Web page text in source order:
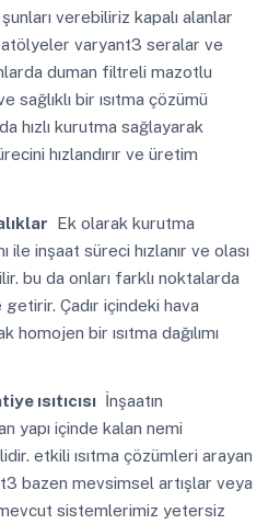
verebiliriz kapalı alanlar
varyant3 seralar ve
duman filtreli mazotlu
sağlıklı bir ısıtma çözümü
hızlı kurutma sağlayarak
hızlandırır ve üretim
Ek olarak kurutma
ile inşaat süreci hızlanır ve olası
bu da onları farklı noktalarda
Çadır içindeki hava
bir ısıtma dağılımı
ısıtıcısıİnşaatın
yapı içinde kalan nemi
etkili ısıtma çözümleri arayan
bazen mevsimsel artışlar veya
sistemlerimiz yetersiz